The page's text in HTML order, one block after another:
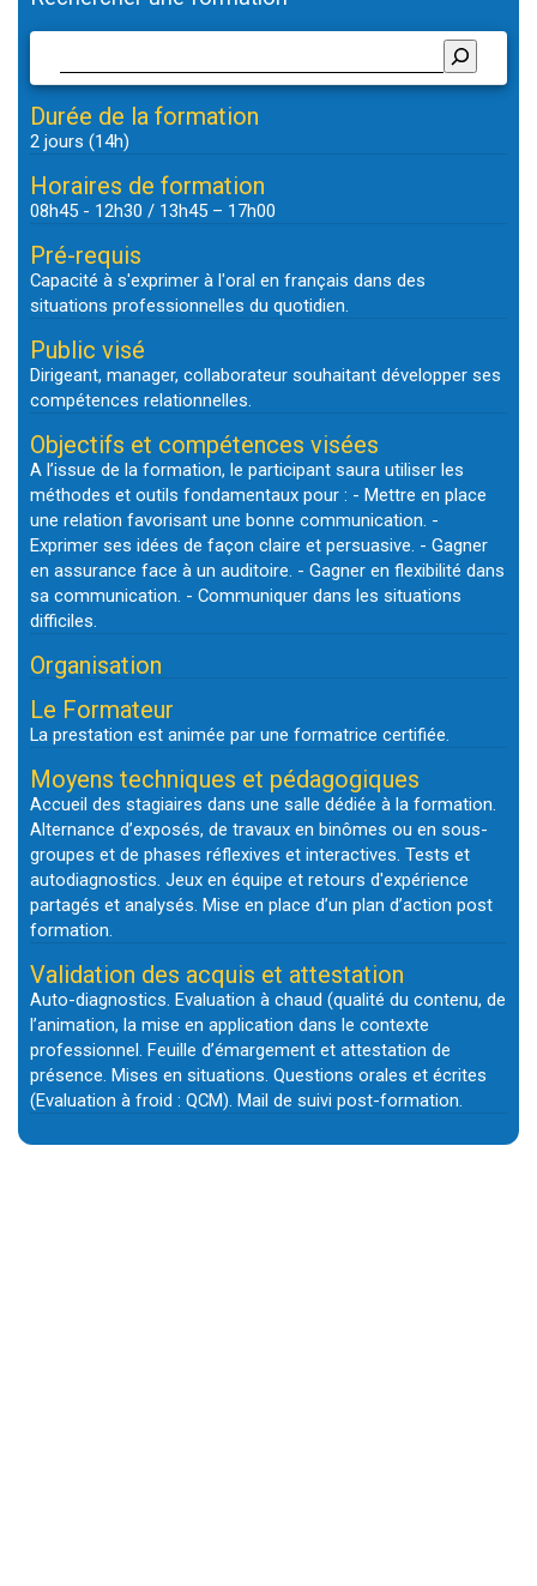
Durée de la formation
2 jours (14h)
Horaires de formation
08h45 - 12h30 / 13h45 – 17h00
Pré-requis
Capacité à s'exprimer à l'oral en français dans des
situations professionnelles du quotidien.
Public visé
Dirigeant, manager, collaborateur souhaitant développer ses
compétences relationnelles.
Objectifs et compétences visées
A l’issue de la formation, le participant saura utiliser les
méthodes et outils fondamentaux pour : - Mettre en place
une relation favorisant une bonne communication. -
Exprimer ses idées de façon claire et persuasive. - Gagner
en assurance face à un auditoire. - Gagner en flexibilité dans
sa communication. - Communiquer dans les situations
difficiles.
Organisation
Le Formateur
La prestation est animée par une formatrice certifiée.
Moyens techniques et pédagogiques
Accueil des stagiaires dans une salle dédiée à la formation.
Alternance d’exposés, de travaux en binômes ou en sous-
groupes et de phases réflexives et interactives. Tests et
autodiagnostics. Jeux en équipe et retours d'expérience
partagés et analysés. Mise en place d’un plan d’action post
formation.
Validation des acquis et attestation
Auto-diagnostics. Evaluation à chaud (qualité du contenu, de
l’animation, la mise en application dans le contexte
professionnel. Feuille d’émargement et attestation de
présence. Mises en situations. Questions orales et écrites
(Evaluation à froid : QCM). Mail de suivi post-formation.